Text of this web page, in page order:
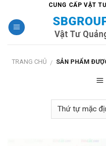
content
CUNG CẤP VẬT
TRANG CHỦ / SẢN PHẨM